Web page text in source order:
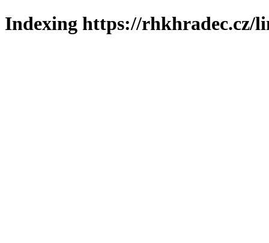
Indexing https://rhkhradec.cz/